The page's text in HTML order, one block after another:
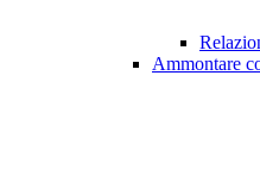
Ammontare